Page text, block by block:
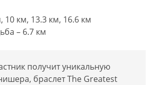
10 км, 13.3 км, 16.6 км
– 6.7 км
получит уникальную
, браслет The Greatest